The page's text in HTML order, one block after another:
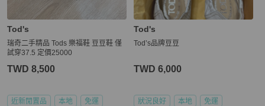
Tod's
瑞奇二手精品 Tods 樂福鞋 豆豆鞋 僅
試穿37.5 定價25000
TWD 8,500
近新閒置品 本地 免運
Tod's
Tod’s品牌豆豆
TWD 6,000
狀況良好 本地 免運